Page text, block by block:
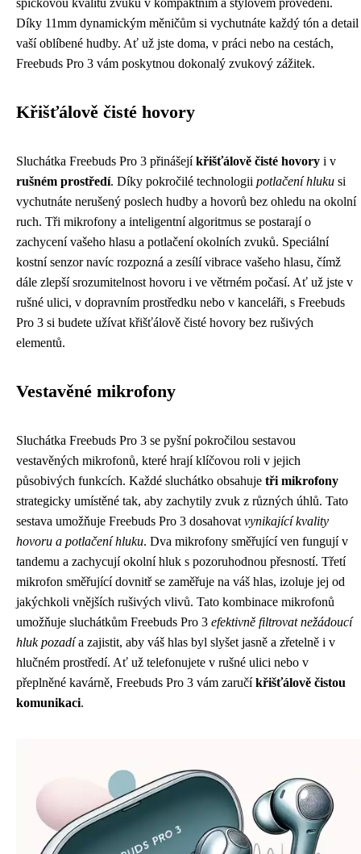
špičkovou kvalitu zvuku v kompaktním a stylovém provedení.
Díky 11mm dynamickým měničům si vychutnáte každý tón a detail
vaší oblíbené hudby. Ať už jste doma, v práci nebo na cestách,
Freebuds Pro 3 vám poskytnou dokonalý zvukový zážitek.
Křišťálově čisté hovory
Sluchátka Freebuds Pro 3 přinášejíkřišťálově čisté hovory i v
rušném prostředí. Díky pokročilé technologii potlačení hluku si
vychutnáte nerušený poslech hudby a hovorů bez ohledu na okolní
ruch. Tři mikrofony a inteligentní algoritmus se postarají o
zachycení vašeho hlasu a potlačení okolních zvuků. Speciální
kostní senzor navíc rozpozná a zesílí vibrace vašeho hlasu, čímž
dále zlepší srozumitelnost hovoru i ve větrném počasí. Ať už jste v
rušné ulici, v dopravním prostředku nebo v kanceláři, s Freebuds
Pro 3 si budete užívat křišťálově čisté hovory bez rušivých
elementů.
Vestavěné mikrofony
Sluchátka Freebuds Pro 3 se pyšní pokročilou sestavou
vestavěných mikrofonů, které hrají klíčovou roli v jejich
působivých funkcích. Každé sluchátko obsahuje tři mikrofony
strategicky umístěné tak, aby zachytily zvuk z různých úhlů. Tato
sestava umožňuje Freebuds Pro 3 dosahovat vynikající kvality
hovoru a potlačení hluku. Dva mikrofony směřující ven fungují v
tandemu a zachycují okolní hluk s pozoruhodnou přesností. Třetí
mikrofon směřující dovnitř se zaměřuje na váš hlas, izoluje jej od
jakýchkoli vnějších rušivých vlivů. Tato kombinace mikrofonů
umožňuje sluchátkům Freebuds Pro 3 efektivně filtrovat nežádoucí
hluk pozadía zajistit, aby váš hlas byl slyšet jasně a zřetelně i v
hlučném prostředí. Ať už telefonujete v rušné ulici nebo v
přeplněné kavárně, Freebuds Pro 3 vám zaručíkřišťálově čistou
komunikaci.